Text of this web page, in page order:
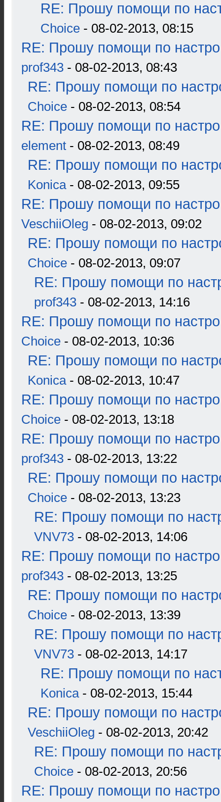
RE: Прошу помощи по
Choice - 08-02-2013, 08:15
RE: Прошу помощи по
prof343 - 08-02-2013, 08:43
RE: Прошу помощи по
Choice - 08-02-2013, 08:54
RE: Прошу помощи по
element - 08-02-2013, 08:49
RE: Прошу помощи по
Konica- 08-02-2013, 09:55
RE: Прошу помощи по
VeschiiOleg - 08-02-2013, 09:02
RE: Прошу помощи по
Choice - 08-02-2013, 09:07
RE: Прошу помощи по
prof343 - 08-02-2013, 14:16
RE: Прошу помощи по
Choice - 08-02-2013, 10:36
RE: Прошу помощи по
Konica- 08-02-2013, 10:47
RE: Прошу помощи по
Choice - 08-02-2013, 13:18
RE: Прошу помощи по
prof343 - 08-02-2013, 13:22
RE: Прошу помощи по
Choice - 08-02-2013, 13:23
RE: Прошу помощи по
VNV73 - 08-02-2013, 14:06
RE: Прошу помощи по
prof343 - 08-02-2013, 13:25
RE: Прошу помощи по
Choice - 08-02-2013, 13:39
RE: Прошу помощи по
VNV73 - 08-02-2013, 14:17
RE: Прошу помощи по
Konica- 08-02-2013, 15:44
RE: Прошу помощи по
VeschiiOleg - 08-02-2013, 20:42
RE: Прошу помощи по
Choice - 08-02-2013, 20:56
RE: Прошу помощи по